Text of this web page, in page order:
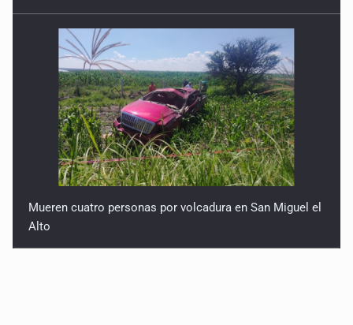
Mueren cuatro personas por volcadura en San Miguel el
Alto